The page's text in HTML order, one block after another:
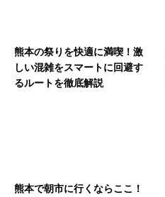
熊本の祭りを快適に満喫！激
しい混雑をスマートに回避す
るルートを徹底解説
熊本で朝市に行くならここ！